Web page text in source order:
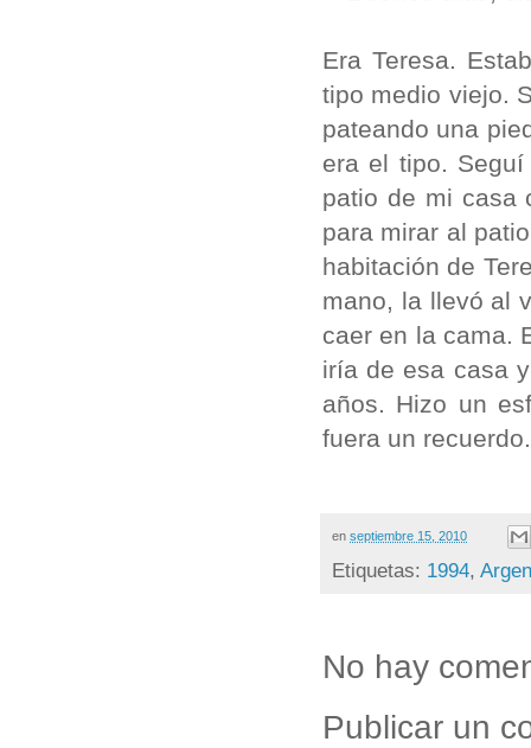
Era Teresa.
tipo medio viejo.
pateando una
era el tipo.
patio de mi casa
para mirar al
habitación de
mano, la llevó al
caer en la ca­ma.
iría de esa casa
años. Hizo un
fuera un recuerdo.
en septiembre 15, 2010
Etiquetas: 1994,
No hay
Publicar un